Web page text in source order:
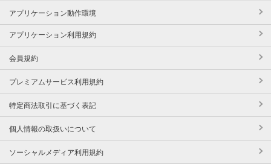
アプリケーション動作環境
アプリケーション利用規約
会員規約
プレミアムサービス利用規約
特定商法取引に基づく表記
個人情報の取扱いについて
ソーシャルメディア利用規約